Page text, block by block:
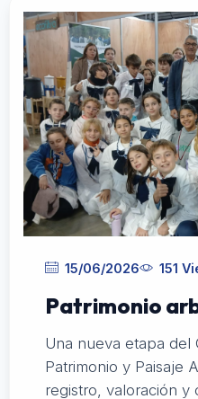
15/06/2026 151
Patrimonio
Una nueva etapa del
Patrimonio y Paisaje
registro, valoración y